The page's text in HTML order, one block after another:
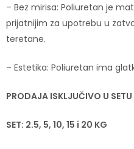
– Bez mirisa: Poliuretan je
prijatnijim za upotrebu u
teretane.
– Estetika: Poliuretan ima
PRODAJA ISKLJUČIVO U
SET: 2.5, 5, 10, 15 i 20 KG